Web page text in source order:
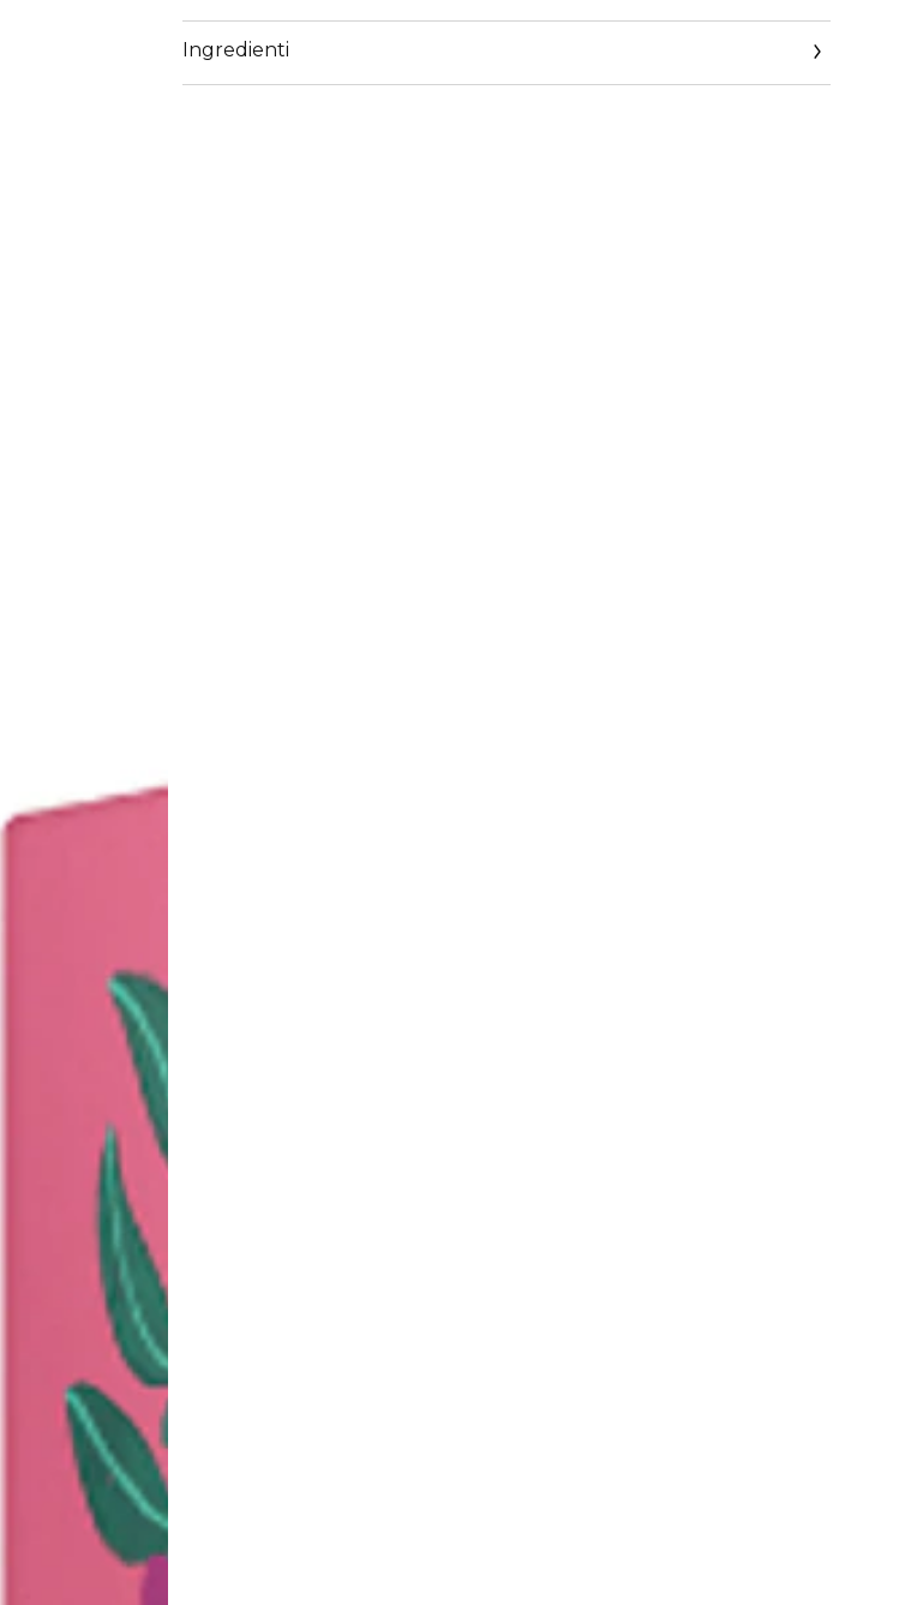
Dettagli prodotto:
-High Impact Mascara 7ml intensifica volume e lunghezza di ogni singola
Ingredienti